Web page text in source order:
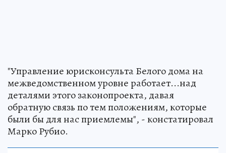
"Управление юрисконсульта Белого дома на
межведомственном уровне работает...над
деталями этого законопроекта, давая
обратную связь по тем положениям, которые
были бы для нас приемлемы", - констатировал
Марко Рубио.